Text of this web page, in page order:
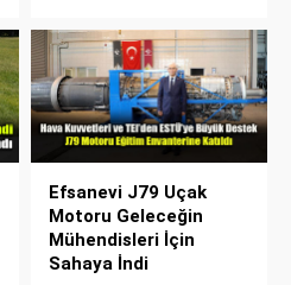
Efsanevi J79 Uçak
Motoru Geleceğin
Mühendisleri İçin
Sahaya İndi